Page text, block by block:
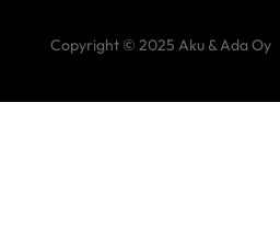
Copyright © 2025 Aku & Ada Oy